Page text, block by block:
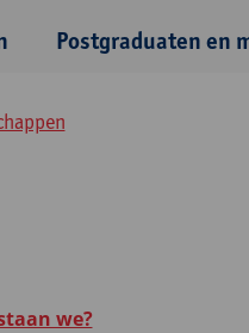
Postgraduaten en
we?